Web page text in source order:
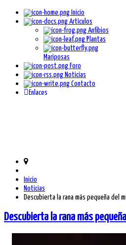
Inicio
Artículos
Anfibios
Plantas
Mariposas
Foro
Noticias
Contacto
Enlaces
Inicio
Noticias
Descubierta la rana más pequeña del
Descubierta la rana más